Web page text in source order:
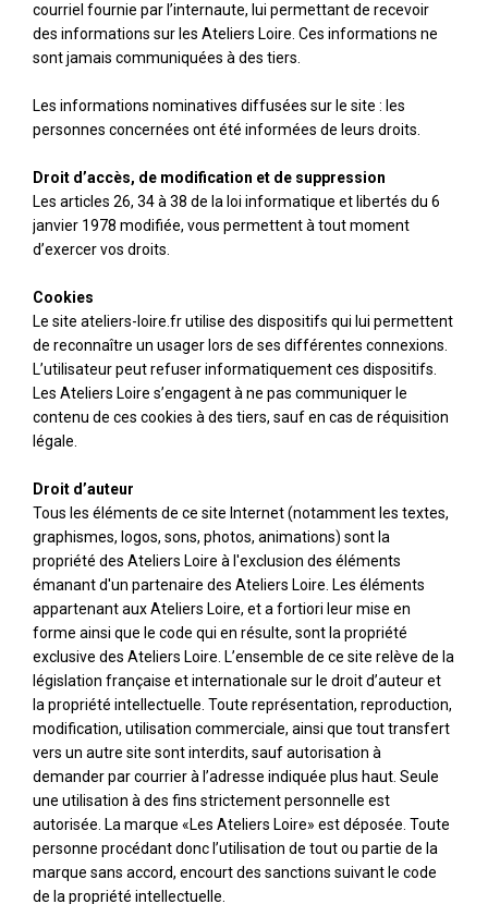
courriel fournie par l’internaute, lui permettant de recevoir
des informations sur les Ateliers Loire. Ces informations ne
sont jamais communiquées à des tiers.
Les informations nominatives diffusées sur le site : les
personnes concernées ont été informées de leurs droits.
Droit d’accès, de modification et de suppression
Les articles 26, 34 à 38 de la loi informatique et libertés du 6
janvier 1978 modifiée, vous permettent à tout moment
d’exercer vos droits.
Cookies
Le site ateliers-loire.fr utilise des dispositifs qui lui permettent
de reconnaître un usager lors de ses différentes connexions.
L’utilisateur peut refuser informatiquement ces dispositifs.
Les Ateliers Loire s’engagent à ne pas communiquer le
contenu de ces cookies à des tiers, sauf en cas de réquisition
légale.
Droit d’auteur
Tous les éléments de ce site Internet (notamment les textes,
graphismes, logos, sons, photos, animations) sont la
propriété des Ateliers Loire à l'exclusion des éléments
émanant d'un partenaire des Ateliers Loire. Les éléments
appartenant aux Ateliers Loire, et a fortiori leur mise en
forme ainsi que le code qui en résulte, sont la propriété
exclusive des Ateliers Loire. L’ensemble de ce site relève de la
législation française et internationale sur le droit d’auteur et
la propriété intellectuelle. Toute représentation, reproduction,
modification, utilisation commerciale, ainsi que tout transfert
vers un autre site sont interdits, sauf autorisation à
demander par courrier à l’adresse indiquée plus haut. Seule
une utilisation à des fins strictement personnelle est
autorisée. La marque «Les Ateliers Loire» est déposée. Toute
personne procédant donc l’utilisation de tout ou partie de la
marque sans accord, encourt des sanctions suivant le code
de la propriété intellectuelle.